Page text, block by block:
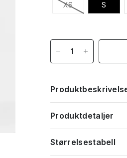
XS S
Produktdetaljer
Størrelsestabell